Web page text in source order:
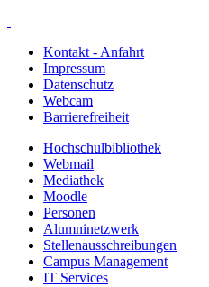
Kontakt - Anfahrt
Impressum
Datenschutz
Webcam
Barrierefreiheit
Hochschulbibliothek
Webmail
Mediathek
Moodle
Personen
Alumninetzwerk
Stellenausschreibungen
Campus Management
IT Services